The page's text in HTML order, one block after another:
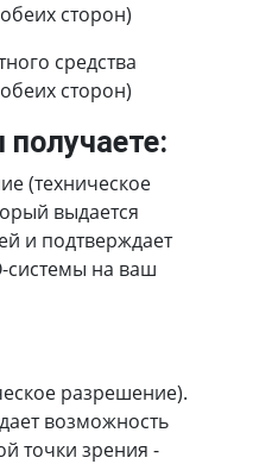
сторон)
средства
сторон)
(техническое
выдается
и подтверждает
системы на ваш
разрешение).
возможность
точки зрения -